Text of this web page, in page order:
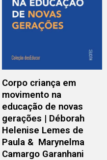
Corpo criança em
movimento na
educação de novas
gerações | Déborah
Helenise Lemes de
Paula & Marynelma
Camargo Garanhani